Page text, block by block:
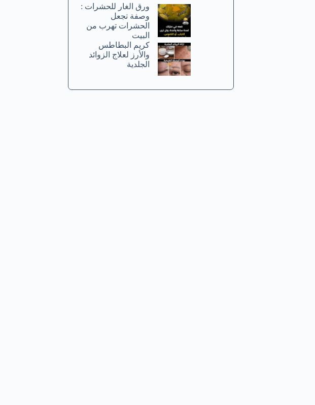
ورق الغار للحشرات :
وصفة تجعل
الحشرات تهرب من
البيت
كريم البطاطس
والأرز لعلاج الزوائد
الجلدية